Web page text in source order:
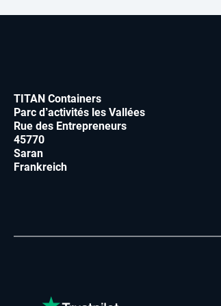
TITAN Containers
Parc d’activités les Vallées
Rue des Entrepreneurs
45770
Saran
Frankreich